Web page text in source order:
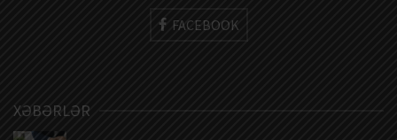
FACEBOOK
XƏBƏRLƏR